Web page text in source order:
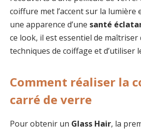
coiffure met l’accent sur la lumière
une apparence d’une santé
ce look, il est essentiel de maîtriser
techniques de coiffage et d’utiliser
Comment réaliser la
carré de verre
Pour obtenir un Glass Hair, la